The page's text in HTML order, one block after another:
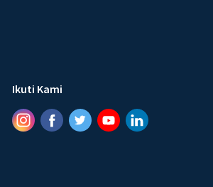
Ikuti Kami